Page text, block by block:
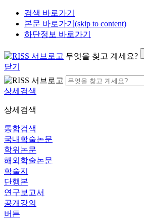
검색 바로가기
본문 바로가기(skip to content)
하단정보 바로가기
무엇을 찾고 계세요?
닫기
상세검색
상세검색
통합검색
국내학술논문
학위논문
해외학술논문
학술지
단행본
연구보고서
공개강의
버튼